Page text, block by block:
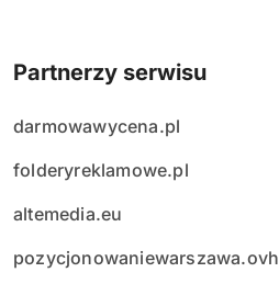
Partnerzy serwisu
darmowawycena.pl
folderyreklamowe.pl
altemedia.eu
pozycjonowaniewarszawa.ovh